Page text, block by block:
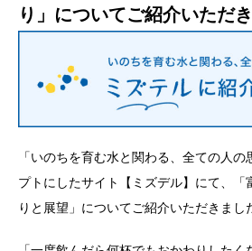
り」についてご紹介いただ
「いのちを育む水と関わる、全ての人
プトにしたサイト【ミズデル】にて、「
りと展望」についてご紹介いただきまし